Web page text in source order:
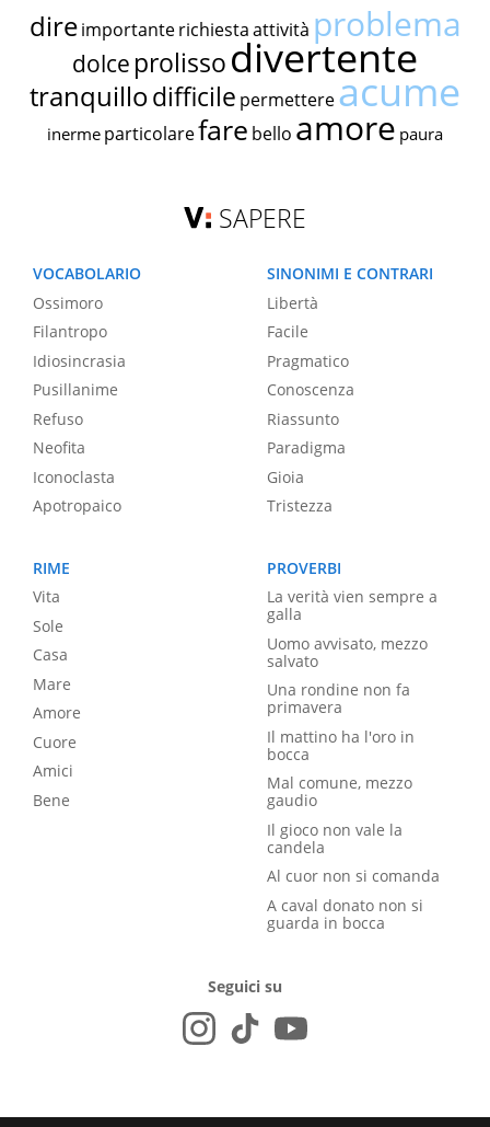
dire importante richiestaattività problema
dolce prolissodivertente
tranquillodifficile permettereacume
inerme particolarefare bello amore paura
SAPERE
VOCABOLARIO
Ossimoro
Filantropo
Idiosincrasia
Pusillanime
Refuso
Neofita
Iconoclasta
Apotropaico
SINONIMI E CONTRARI
Libertà
Facile
Pragmatico
Conoscenza
Riassunto
Paradigma
Gioia
Tristezza
RIME
Vita
Sole
Casa
Mare
Amore
Cuore
Amici
Bene
PROVERBI
La verità vien sempre a
galla
Uomo avvisato, mezzo
salvato
Una rondine non fa
primavera
Il mattino ha l'oro in
bocca
Mal comune, mezzo
gaudio
Il gioco non vale la
candela
Al cuor non si comanda
A caval donato non si
guarda in bocca
Seguici su